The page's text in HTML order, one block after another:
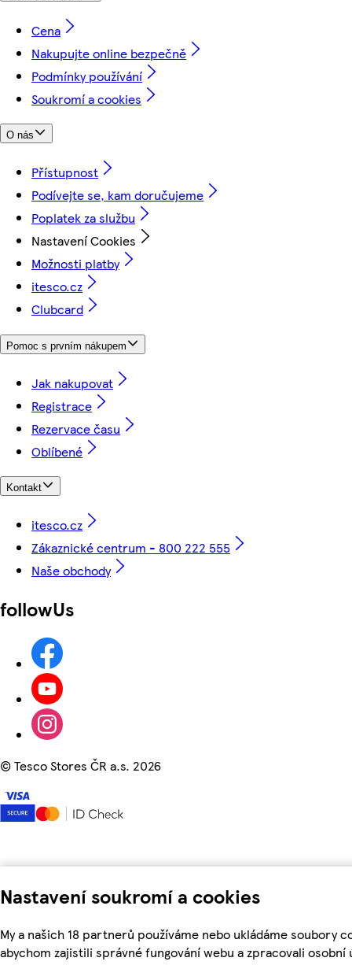
Nastavení soukromí a cookies
My a našich 18 partnerů používáme nebo ukládáme soubory
abychom zajistili správné fungování webu a zpracovali osobní
Cena
Nakupujte online bezpečně
Podmínky používání
Soukromí a cookies
O nás
Přístupnost
Podívejte se, kam doručujeme
Poplatek za službu
Nastavení Cookies
Možnosti platby
itesco.cz
Clubcard
Pomoc s prvním nákupem
Jak nakupovat
Registrace
Rezervace času
Oblíbené
Kontakt
itesco.cz
Zákaznické centrum - 800 222 555
Naše obchody
followUs
©Tesco Stores ČR a.s. 2026